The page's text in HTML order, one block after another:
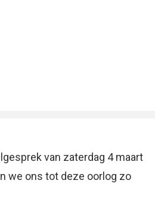
van zaterdag 4 maart
we ons tot deze oorlog zo